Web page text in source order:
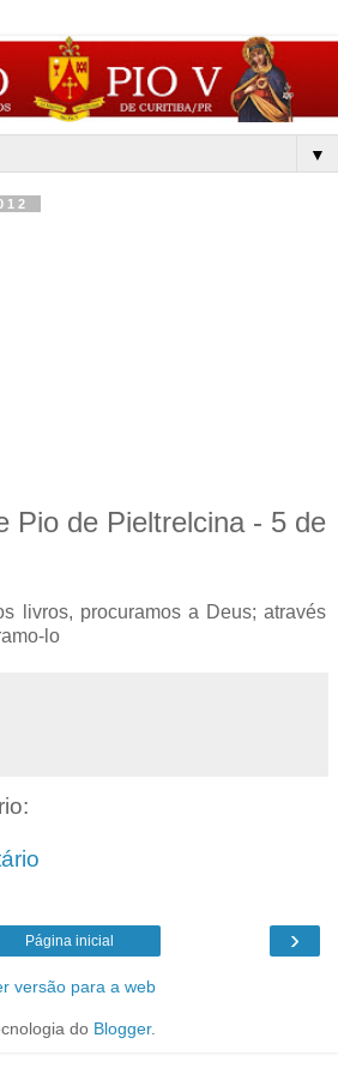
▼
Pio de Pieltrelcina - 5 de
livros, procuramos a Deus; através
lo
›
Página inicial
versão para a web
do Blogger.